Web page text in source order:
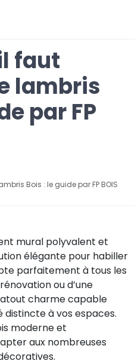
faut
lambris
par FP
Bois : le guide par FP BOIS
mural polyvalent et
élégante pour habiller
parfaitement à tous les
rénovation ou d’une
charme capable
distincte à vos espaces.
moderne et
aux nombreuses